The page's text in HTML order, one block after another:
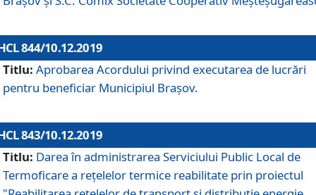
844/10.12.2019
Titlu: Aprobarea Acordului privind executarea de lucrări
pentru beneficiar Municipiul Brașov.
843/10.12.2019
Titlu: Darea în administrarea Serviciului Public Local de
Termoficare a rețelelor termice reabilitate prin proiectul